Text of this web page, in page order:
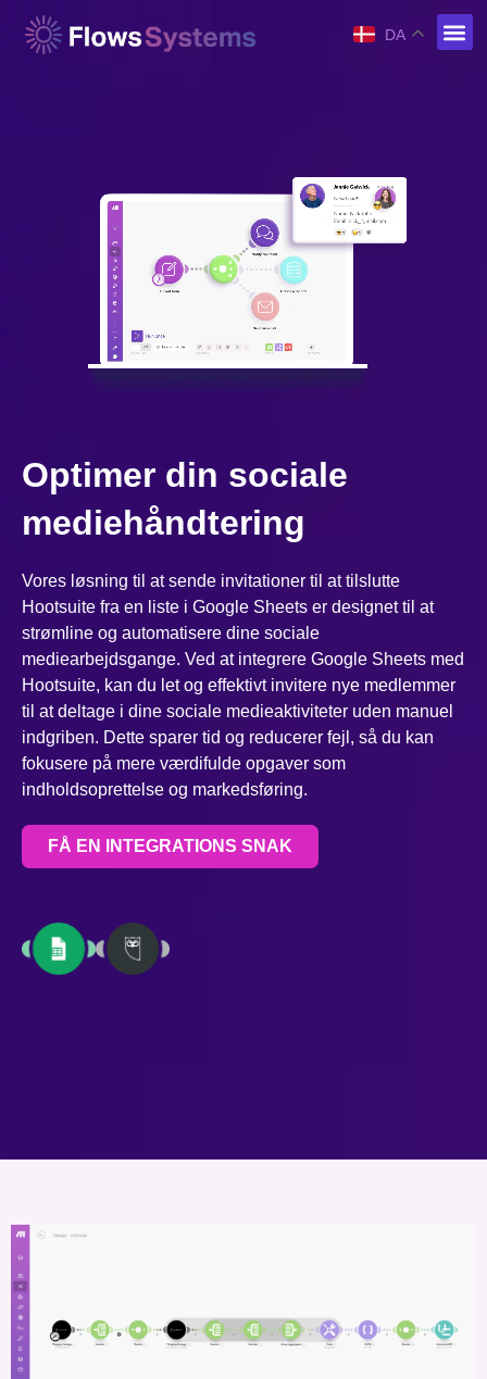
DA
Optimer din sociale
mediehåndtering
Vores løsning til at sende invitationer til at tilslutte
Hootsuite fra en liste i Google Sheets er designet til at
strømline og automatisere dine sociale
mediearbejdsgange. Ved at integrere Google Sheets med
Hootsuite, kan du let og effektivt invitere nye medlemmer
til at deltage i dine sociale medieaktiviteter uden manuel
indgriben. Dette sparer tid og reducerer fejl, så du kan
fokusere på mere værdifulde opgaver som
indholdsoprettelse og markedsføring.
FÅ EN INTEGRATIONS SNAK